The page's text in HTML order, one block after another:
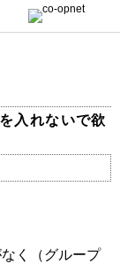
入れないで欲
く（グループ